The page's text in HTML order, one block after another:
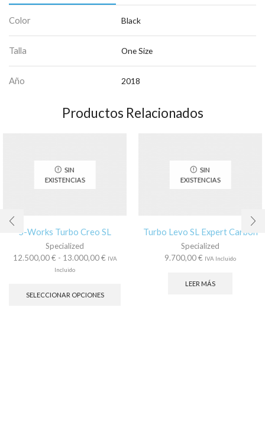
Color Black
Talla One Size
Año 2018
Productos Relacionados
SIN
EXISTENCIAS
S-Works Turbo Creo SL
Specialized
12.500,00€ - 13.000,00€Rango
IVA
Incluido
SELECCIONAR OPCIONES
SIN
EXISTENCIAS
Turbo Levo SL Expert Carbon
Specialized
9.700,00€ IVA Incluido
LEER MÁS